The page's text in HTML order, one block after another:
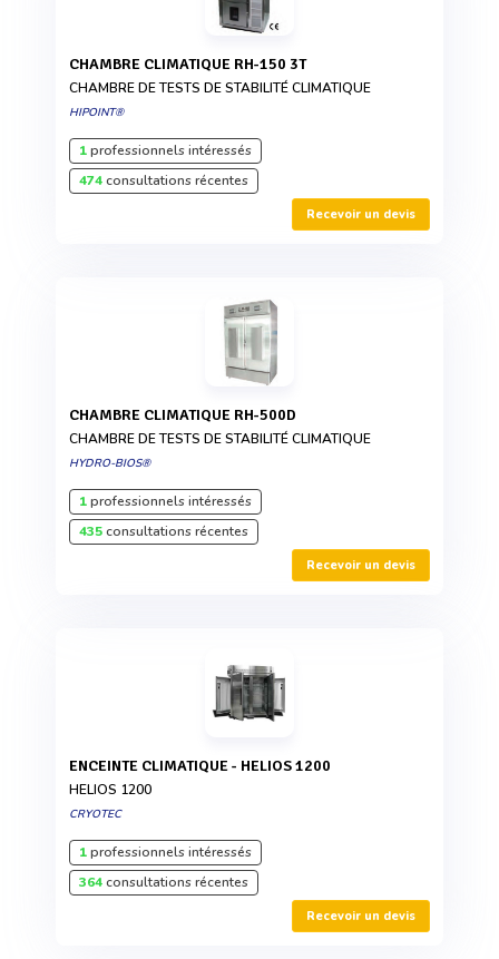
CHAMBRE CLIMATIQUE RH-150 3T
CHAMBRE DE TESTS DE STABILITÉ CLIMATIQUE
HIPOINT®
1professionnels intéressés
474consultations récentes
Recevoir un devis
CHAMBRE CLIMATIQUE RH-500D
CHAMBRE DE TESTS DE STABILITÉ CLIMATIQUE
HYDRO-BIOS®
1professionnels intéressés
435consultations récentes
Recevoir un devis
ENCEINTE CLIMATIQUE - HELIOS 1200
HELIOS 1200
CRYOTEC
1professionnels intéressés
364consultations récentes
Recevoir un devis